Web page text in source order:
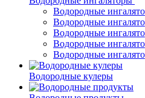
Водородные
Водородные
Водородные
Водородные
Водородные
Водородные кулеры